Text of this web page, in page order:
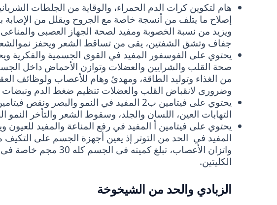
هام لتكوين كرات الدم الحمراء، والوقاية من الجلطات
إصلاح ما يتلف من أنسجة خاصة مع الجروح ويقلل من الإصابة
ويزيد من نسبة الخصوبة ومفيد لصحة الجهاز العصبى
جفاف وتشق الشفتين، يقى من تساقط الشعر ويحفز
يحتوي على الفوسفور المفيد في القوى الجسمية والفكرية
صحة القلب والشرايين والعضلات وتوازن الأحماض داخل الجسم
من الغذاء وتوليد الطاقة، ومهدئ وهام للأعصاب ولوظائف
وضرورى لانقباض القلب والعضلات تنظيم ضغط الدم ونبضات
التهابات العين، اللسان والجلد، وسقوط الشعر والتأخر النمو
المفيد في الحد من التوتر إذ يعين أجهزة الجسم على
واتزان الأعصاب، تبلغ
الكليتين.
الزبادي والحد من الشيخوخة